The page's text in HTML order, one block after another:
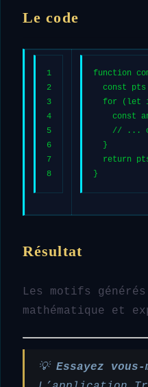
Le code
1
2
3
4
5
6
7
8
function
const
for ( let
const
// ...
  }
return
}
Résultat
Les motifs
mathématique et
💡 Essayez vous-